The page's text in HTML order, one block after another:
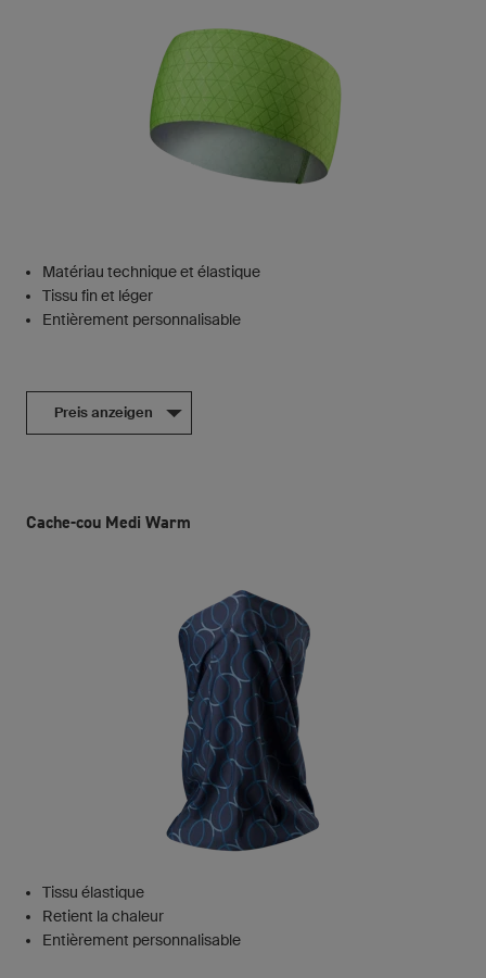
Matériau technique et élastique
Tissu fin et léger
Entièrement personnalisable
Preis anzeigen
Cache-cou Medi Warm
Tissu élastique
Retient la chaleur
Entièrement personnalisable